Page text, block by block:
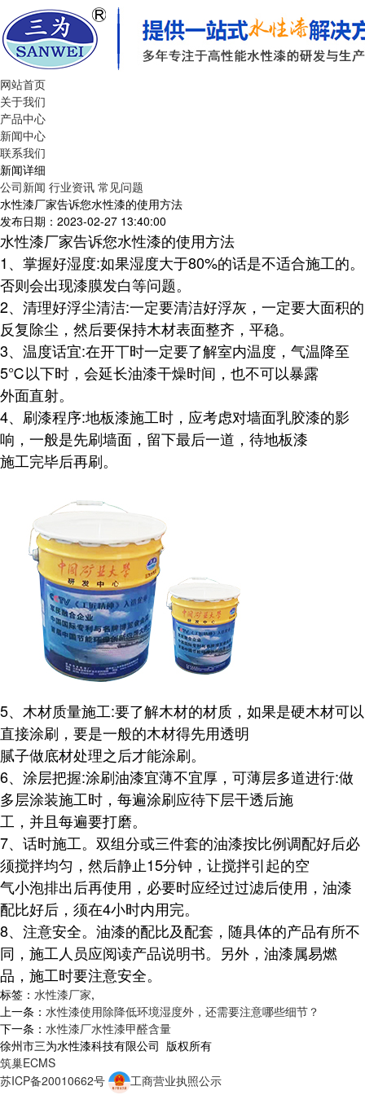
网站首页
关于我们
产品中心
新闻中心
联系我们
新闻详细
公司新闻 行业资讯 常见问题
水性漆厂家告诉您水性漆的使用方法
发布日期：2023-02-27 13:40:00
水性漆厂家告诉您水性漆的使用方法
1、掌握好湿度:如果湿度大于80%的话是不适合施工的。
否则会出现漆膜发白等问题。
2、清理好浮尘清洁:一定要清洁好浮灰，一定要大面积的
反复除尘，然后要保持木材表面整齐，平稳。
3、温度话宜:在开丅时一定要了解室内温度，气温降至
5℃以下时，会延长油漆干燥时间，也不可以暴露
外面直射。
4、刷漆程序:地板漆施工时，应考虑对墙面乳胶漆的影
响，一般是先刷墙面，留下最后一道，待地板漆
施工完毕后再刷。
5、木材质量施工:要了解木材的材质，如果是硬木材可以
直接涂刷，要是一般的木材得先用透明
腻子做底材处理之后才能涂刷。
6、涂层把握:涂刷油漆宜薄不宜厚，可薄层多道进行:做
多层涂装施工时，每遍涂刷应待下层干透后施
工，并且每遍要打磨。
7、话时施工。双组分或三件套的油漆按比例调配好后必
须搅拌均匀，然后静止15分钟，让搅拌引起的空
气小泡排出后再使用，必要时应经过过滤后使用，油漆
配比好后，须在4小时内用完。
8、注意安全。油漆的配比及配套，随具体的产品有所不
同，施工人员应阅读产品说明书。另外，油漆属易燃
品，施工时要注意安全。
标签： 水性漆厂家,
上一条： 水性漆使用除降低环境湿度外，还需要注意哪些细节？
下一条： 水性漆厂水性漆甲醛含量
徐州市三为水性漆科技有限公司 版权所有
筑巢ECMS
苏ICP备20010662号
工商营业执照公示